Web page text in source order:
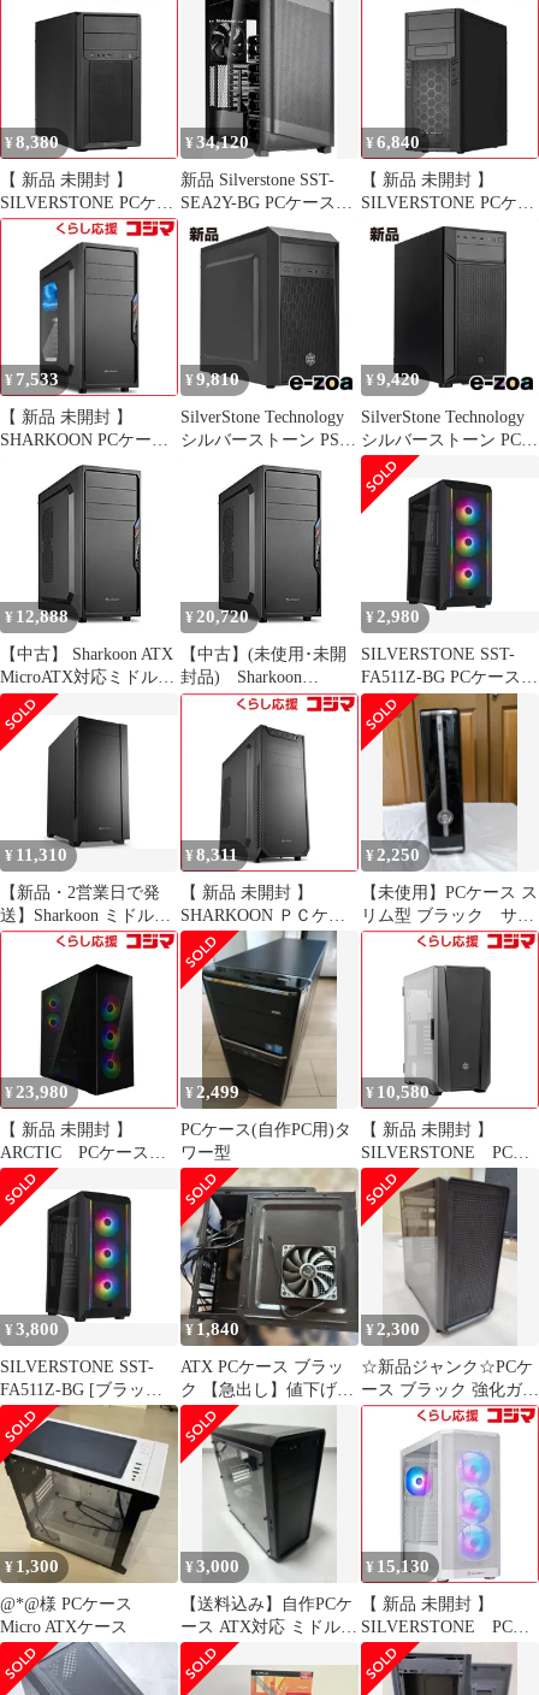
ントメッシュ 側面アク
リル 自作PC ゲーミン
グケース 空ケース
260224-1
¥ 8,380
【 新品 未開封 】
SILVERSTONE PCケー
ス［Micro ATX /Mini-
ITX］FARA 313(Type-
C) ブラック SST-
FA313-B-C 未使用 送料
¥34,120
新品 Silverstone SST-
SEA2Y-BG PCケース
ATX ミドルタワー 全面
メッシュ加工 ブラック
国内正規代理店品
¥ 6,840
【 新品 未開封 】
SILVERSTONE PCケー
ス PS13 ブラック SST-
PS13B 未使用 送料無料
¥ 7,533
【 新品 未開封 】
SHARKOON PCケース
(ミドルタワーケース/
電源別売り/) フルブラ
ック/アクリルサイドウ
ィンドウパネル仕様
SHA-VS4-WBK 未使用
送料無料
¥ 9,810
SilverStone Technology
シルバーストーン PS16
ブラック PCケース
MicroATX SST-PS16B
(2479890)
¥ 9,420
SilverStone Technology
シルバーストーン PCケ
ース FARAシリーズ 黒
SST-FA513-B-C
(2566574)
¥ 12,888
【中古】 Sharkoon ATX
MicroATX対応ミドルタ
ワーPCケース VS4-Vシ
リーズ ブラック SHA-
VS4-VBK
¥ 20,720
【中古】(未使用･未開
封品) Sharkoon
ATX/MicroATX対応ミド
ルタワーPCケース
VS4-Vシリーズ ブラッ
ク SHA-VS4-VBK
kmdlckf
¥2,980
SILVERSTONE SST-
FA511Z-BG PCケース /
現状品 / ジャンク扱い
++924262
¥ 11,310
【新品・2営業日で発
送】Sharkoon ミドルタ
ワーPCケース S25-V2
5.25インチベイ搭載可
能 Extended ATX／ATX
／Micro-ATX／etc...
SHA-S25-V2
¥ 8,311
【 新品 未開封 】
SHARKOON ＰＣケー
ス SHA-VS7-VBK 未使
用 送料無料
¥ 2,250
【未使用】PCケース ス
リム型 ブラック サイ
ズ株式会社 6月16日ま
¥ 23,980
【 新品 未開封 】
ARCTIC PCケース
［E-ATX / ATX / Micro
ATX / Mini-ITX］
ACPCC00016A 未使用
送料無料
¥ 2,499
PCケース(自作PC用)タ
ワー型
¥ 10,580
【 新品 未開封 】
SILVERSTONE PCケ
ース SST-FAB2-BG 未
使用 送料無料
¥3,800
SILVERSTONE SST-
FA511Z-BG [ブラック]
PCケース ++924265
¥ 1,840
ATX PCケース ブラッ
ク 【急出し】値下げ可
能
¥ 2,300
☆新品ジャンク☆PCケ
ース ブラック 強化ガラ
スパネル
¥ 1,300
@*@様 PCケース
Micro ATXケース
¥3,000
【送料込み】自作PCケ
ース ATX対応 ミドルタ
ワー アクリルサイドパ
ネル
¥ 15,130
【 新品 未開封 】
SILVERSTONE PCケ
ース (ATX、Micro-
ATX、Mini-ITX/ 白)